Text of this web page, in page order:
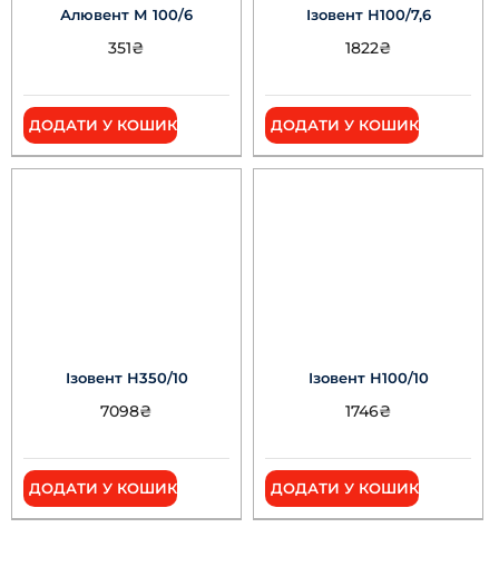
Алювент М 100/6
351₴
ДОДАТИ У КОШИК
Ізовент Н100/7,6
1822₴
ДОДАТИ У КОШИК
Ізовент Н350/10
7098₴
ДОДАТИ У КОШИК
Ізовент Н100/10
1746₴
ДОДАТИ У КОШИК